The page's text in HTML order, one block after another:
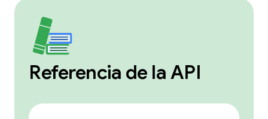
Referencia de la API